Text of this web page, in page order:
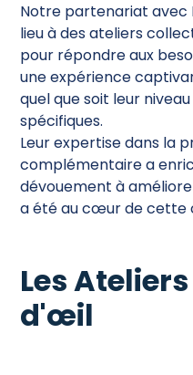
Notre partenariat avec
lieu à des ateliers
pour répondre aux
une expérience
quel que soit leur
spécifiques.
Leur expertise dans la
complémentaire a
dévouement à
a été au cœur de cette
Les
d'œil